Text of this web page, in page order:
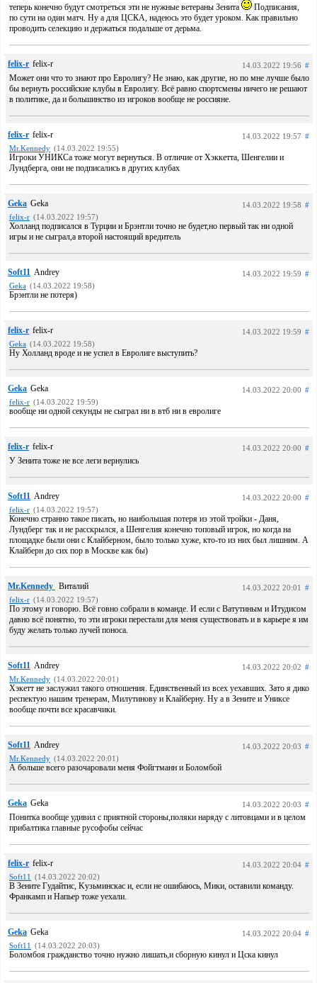
теперь конечно будут смотреться эти не нужные ветераны Зенита
Подписания,
по сути на один матч. Ну а для ЦСКА, надеюсь это будет уроком. Как правильно
проводить селекцию и держаться подальше от дерьма.
felix-r felix-r 14.03.2022 19:56 #
Может они что то знают про Евролигу? Не знаю, как другие, но по мне лучше было
бы вернуть российские клубы в Евролигу. Всё равно спортсмены ничего не решают
в политике, да и большинство из игроков вообще не россияне.
felix-r felix-r 14.03.2022 19:57 #
Mr.Kennedy (14.03.2022 19:55)
Игроки УНИКСа тоже могут вернуться. В отличие от Хэккетта, Шенгелии и
Лундберга, они не подписались в других клубах
Geka Geka 14.03.2022 19:58 #
felix-r (14.03.2022 19:57)
Холланд подписался в Турции и Брэнтли точно не будет,но первый так ни одной
игры и не сыграл,а второй настоящий вредитель
Soft11 Andrey 14.03.2022 19:59 #
Geka (14.03.2022 19:58)
Брэнтли не потеря)
felix-r felix-r 14.03.2022 19:59 #
Geka (14.03.2022 19:58)
Ну Холланд вроде и не успел в Евролиге выступить?
Geka Geka 14.03.2022 20:00 #
felix-r (14.03.2022 19:59)
вообще ни одной секунды не сыграл ни в втб ни в евролиге
felix-r felix-r 14.03.2022 20:00 #
У Зенита тоже не все леги вернулись
Soft11 Andrey 14.03.2022 20:00 #
felix-r (14.03.2022 19:57)
Конечно странно такое писать, но наибольшая потеря из этой тройки - Даня,
Лундберг так и не расскрылся, а Шенгелия конечно топовый игрок, но когда на
площадке были они с Клайберном, было только хуже, кто-то из них был лишним. А
Клайберн до сих пор в Москве как бы)
Mr.Kennedy Виталий 14.03.2022 20:01 #
felix-r (14.03.2022 19:57)
По этому и говорю. Всё говно собрали в команде. И если с Ватутиным и Итудисом
давно всё понятно, то эти игроки перестали для меня существовать и в карьере я им
буду желать только лучей поноса.
Soft11 Andrey 14.03.2022 20:02 #
Mr.Kennedy (14.03.2022 20:01)
Хэкетт не заслужил такого отношения. Единственный из всех уехавших. Зато я дико
респектую нашим тренерам, Милутинову и Клайберну. Ну а в Зените и Униксе
вообще почти все красавчики.
Soft11 Andrey 14.03.2022 20:03 #
Mr.Kennedy (14.03.2022 20:01)
А больше всего разочаровали меня Фойгтманн и Боломбой
Geka Geka 14.03.2022 20:03 #
Понитка вообще удивил с приятной стороны,поляки наряду с литовцами и в целом
прибалтика главные русофобы сейчас
felix-r felix-r 14.03.2022 20:04 #
Soft11 (14.03.2022 20:02)
В Зените Гудайтис, Kyзьминскас и, если не ошибаюсь, Мики, оставили команду.
Франкамп и Напьер тоже уехали.
Geka Geka 14.03.2022 20:04 #
Soft11 (14.03.2022 20:03)
Боломбоя гражданство точно нужно лишать,и сборную кинул и Цска кинул